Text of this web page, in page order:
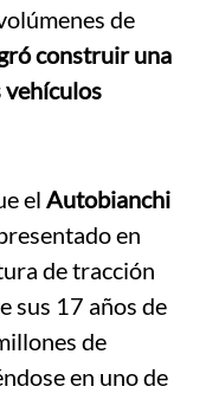
de
construir una
vehículos
el Autobianchi
en
de tracción
sus 17 años de
de
en uno de